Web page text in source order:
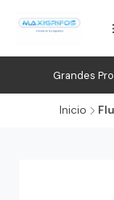
Grandes
Inicio